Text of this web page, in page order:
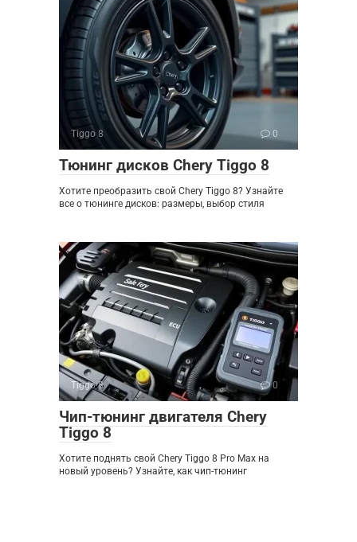
Tiggo 8 0
Тюнинг дисков Chery Tiggo 8
Хотите преобразить свой Chery Tiggo 8? Узнайте
все о тюнинге дисков: размеры, выбор стиля
Tiggo 8 0
Чип-тюнинг двигателя Chery
Tiggo 8
Хотите поднять свой Chery Tiggo 8 Pro Max на
новый уровень? Узнайте, как чип-тюнинг